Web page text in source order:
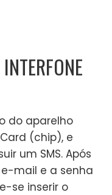
do aparelho
(chip), e
um SMS. Após
mail e a senha
se inserir o